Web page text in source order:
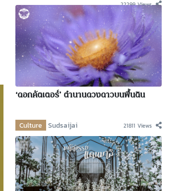
22299 Views
‘ดอกคัตเตอร์’ ตำนานดวงดาวบนพื้นดิน
Culture Sudsaijai 21811 Views